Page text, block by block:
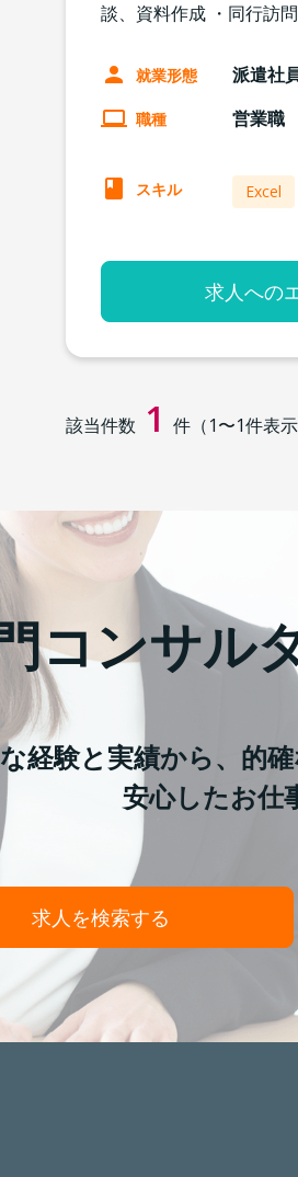
談、資料作成 ・同行訪問
就業形態 派遣社
職種 営業職
スキル Excel
求人への
該当件数 1 件（1〜1件表示
コンサル
経験と実績から、的
安心したお仕
求人を検索する